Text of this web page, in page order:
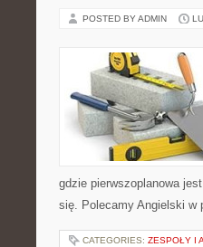
POSTED BY ADMIN
gdzie pierwszoplanowa
się. Polecamy Angielski
CATEGORIES: ZESPOŁY I